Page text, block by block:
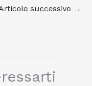
successivo →